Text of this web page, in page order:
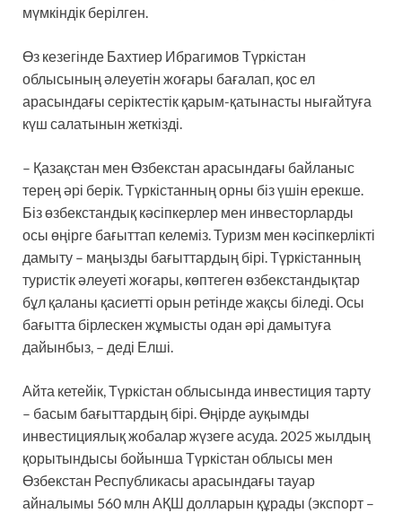
мүмкіндік берілген.
Өз кезегінде Бахтиер Ибрагимов Түркістан
облысының әлеуетін жоғары бағалап, қос ел
арасындағы серіктестік қарым-қатынасты нығайтуға
күш салатынын жеткізді.
– Қазақстан мен Өзбекстан арасындағы байланыс
терең әрі берік. Түркістанның орны біз үшін ерекше.
Біз өзбекстандық кәсіпкерлер мен инвесторларды
осы өңірге бағыттап келеміз. Туризм мен кәсіпкерлікті
дамыту – маңызды бағыттардың бірі. Түркістанның
туристік әлеуеті жоғары, көптеген өзбекстандықтар
бұл қаланы қасиетті орын ретінде жақсы біледі. Осы
бағытта бірлескен жұмысты одан әрі дамытуға
дайынбыз, – деді Елші.
Айта кетейік, Түркістан облысында инвестиция тарту
– басым бағыттардың бірі. Өңірде ауқымды
инвестициялық жобалар жүзеге асуда. 2025 жылдың
қорытындысы бойынша Түркістан облысы мен
Өзбекстан Республикасы арасындағы тауар
айналымы 560 млн АҚШ долларын құрады (экспорт –